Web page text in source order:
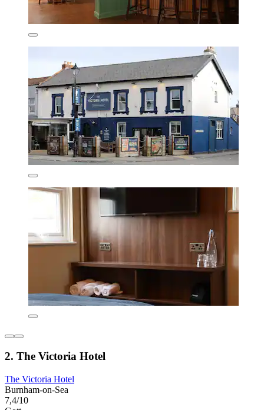
2. The Victoria Hotel
The Victoria Hotel
Burnham-on-Sea
7,4/10